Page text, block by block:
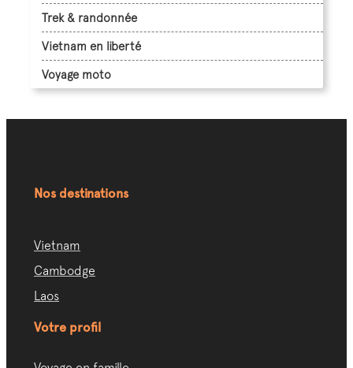
Trek & randonnée
Vietnam en liberté
Voyage moto
Nos destinations
Vietnam
Cambodge
Laos
Votre profil